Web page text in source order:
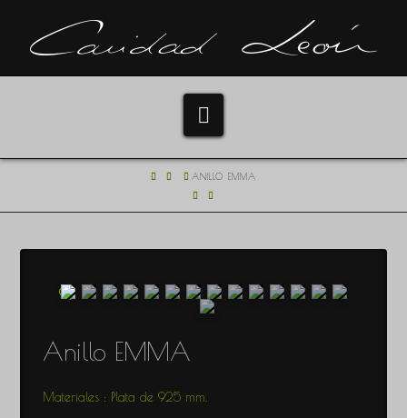
HOME ANILLO EMMA
🔍
Anillo EMMA
Materiales : Plata de 925 mm.